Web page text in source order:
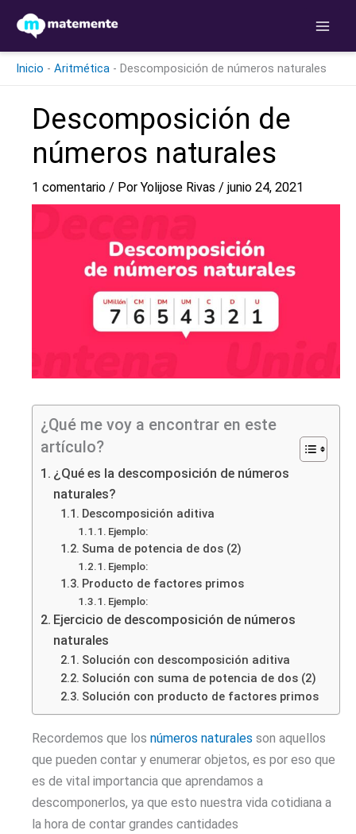
contenido
Inicio - Aritmética - Descomposición de números naturales
Descomposición de
números naturales
1 comentario / PorYolijose Rivas / junio 24, 2021
¿Qué me voy a encontrar en este
artículo?
¿Qué es la descomposición de números
naturales?
Descomposición aditiva
Ejemplo:
Suma de potencia de dos (2)
Ejemplo:
Producto de factores primos
Ejemplo:
Ejercicio de descomposición de números
naturales
Solución con descomposición aditiva
Solución con suma de potencia de dos (2)
Solución con producto de factores primos
Recordemos que los números naturales son aquellos
que pueden contar y enumerar objetos, es por eso que
es de vital importancia que aprendamos a
descomponerlos, ya que esto nuestra vida cotidiana a
la hora de contar grandes cantidades